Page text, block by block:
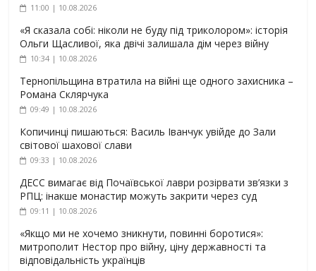
11:00 | 10.08.2026
«Я сказала собі: ніколи не буду під триколором»: історія
Ольги Щасливої, яка двічі залишала дім через війну
10:34 | 10.08.2026
Тернопільщина втратила на війні ще одного захисника –
Романа Склярчука
09:49 | 10.08.2026
Копичинці пишаються: Василь Іванчук увійде до Зали
світової шахової слави
09:33 | 10.08.2026
ДЕСС вимагає від Почаївської лаври розірвати зв’язки з
РПЦ: інакше монастир можуть закрити через суд
09:11 | 10.08.2026
«Якщо ми не хочемо зникнути, повинні боротися»:
митрополит Нестор про війну, ціну державності та
відповідальність українців